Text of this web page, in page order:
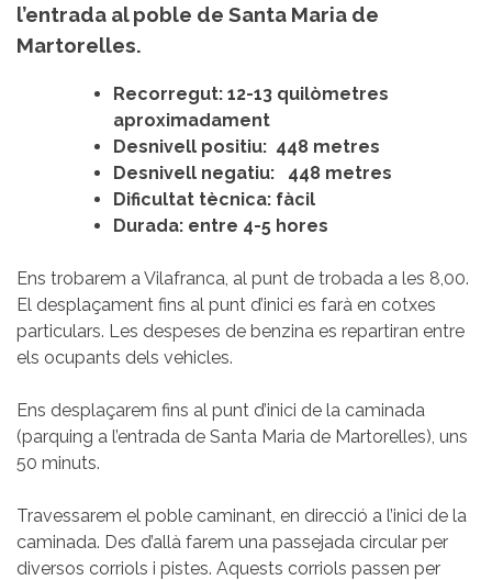
l’entrada al poble de Santa Maria de
Martorelles.
Recorregut: 12-13 quilòmetres
aproximadament
Desnivell positiu: 448 metres
Desnivell negatiu:
448 metres
Dificultat tècnica: fàcil
Durada: entre 4-5 hores
Ens trobarem a Vilafranca, al punt de trobada a les 8,00.
El desplaçament fins al punt d’inici es farà en cotxes
particulars. Les despeses de benzina es repartiran entre
els ocupants dels vehicles.
Ens desplaçarem fins al punt d’inici de la caminada
(parquing a l’entrada de Santa Maria de Martorelles), uns
50 minuts.
Travessarem el poble caminant, en direcció a l’inici de la
caminada. Des d’allà farem una passejada circular per
diversos corriols i pistes. Aquests corriols passen per